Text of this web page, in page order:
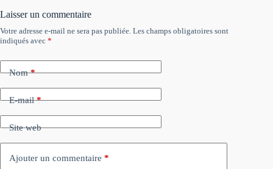
Laisser un commentaire
Votre adresse e-mail ne sera pas publiée. Les champs obligatoires sont
indiqués avec *
Nom*
E-mail*
Site web
Ajouter un commentaire *